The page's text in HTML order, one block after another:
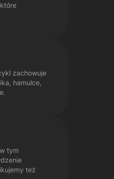
zachowuje
hamulce,
tym
też